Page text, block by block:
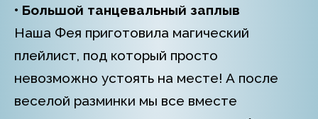
• Большой танцевальный заплыв
Наша Фея приготовила магический
плейлист, под который просто
невозможно устоять на месте! А после
веселой разминки мы все вместе